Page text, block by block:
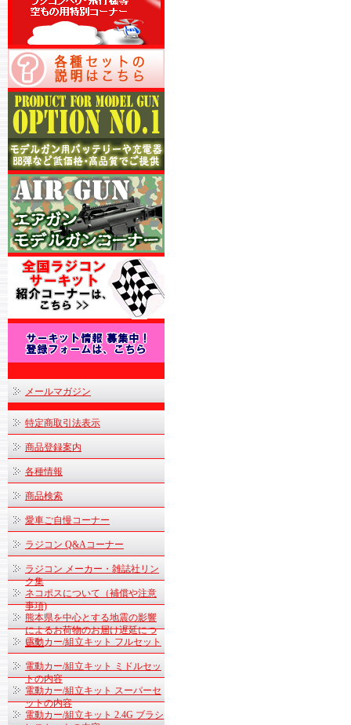
メールマガジン
特定商取引法表示
商品登録案内
各種情報
商品検索
愛車ご自慢コーナー
ラジコン Q&Aコーナー
ラジコン メーカー・雑誌社リン
ク集
ネコポスについて（補償や注意
事項)
熊本県を中心とする地震の影響
によるお荷物のお届け遅延につ
いて
電動カー/組立キット フルセット
電動カー/組立キット ミドルセッ
トの内容
電動カー/組立キット スーパーセ
ットの内容
電動カー/組立キット 2.4G ブラシ